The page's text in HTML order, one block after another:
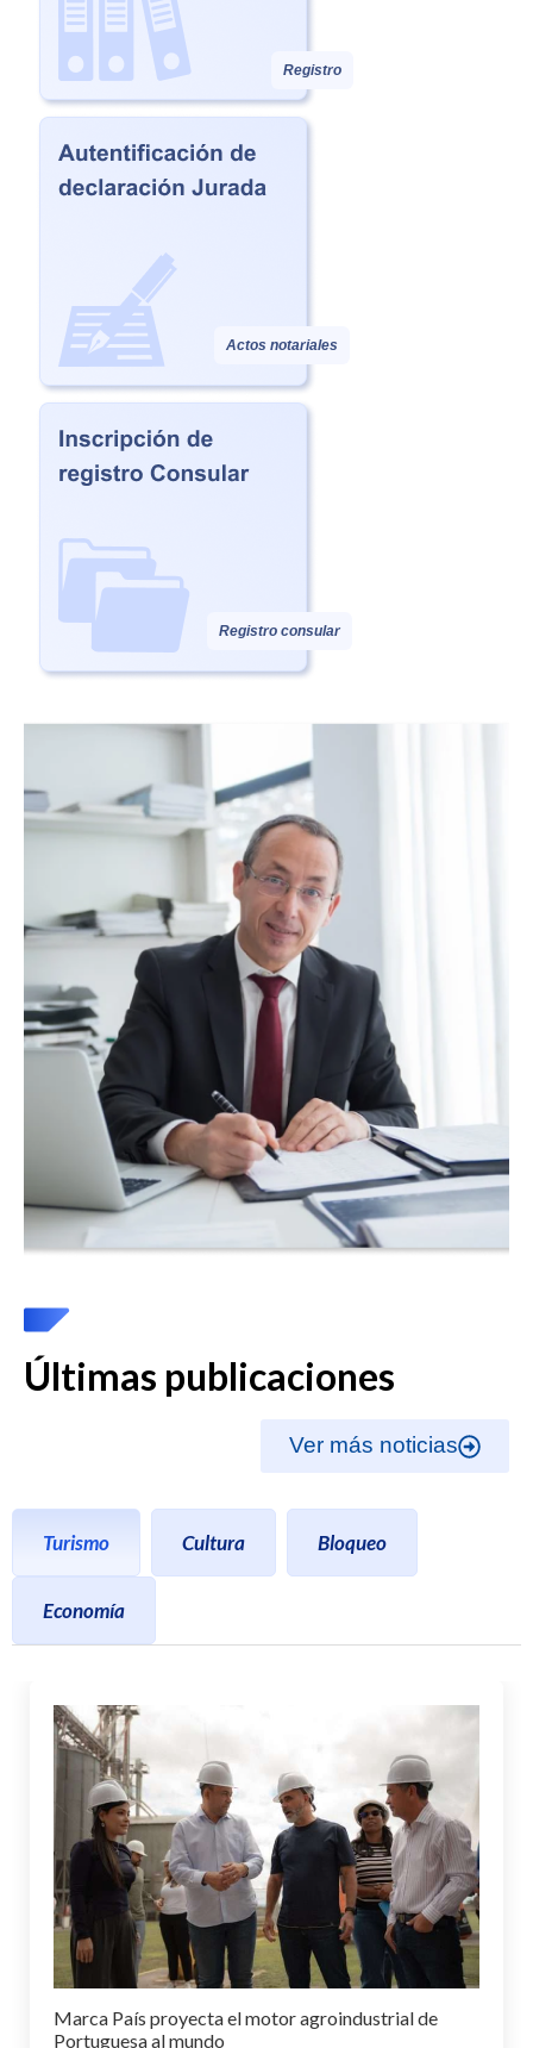
Registro
Actos notariales
Registro consular
Últimas publicaciones
Ver más noticias
Turismo Cultura Bloqueo
Economía
Marca País proyecta el motor agroindustrial de
Portuguesa al mundo